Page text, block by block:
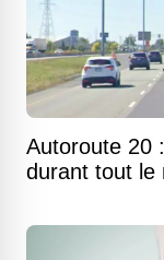
Autoroute 20
durant tout le